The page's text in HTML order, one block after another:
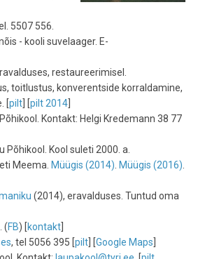
5507 556.
- kooli suvelaager. E-
restaureerimisel.
toitlustus, konverentside korraldamine,
[pilt ] [pilt 2014
Kontakt: Helgi Kredemann 38 77
Põhikool. Kool suleti 2000. a.
Meema. Müügis (2014). Müügis (2016).
(2014), eravalduses. Tuntud oma
(FB) [kontakt
, tel 5056 395 [pilt ] [Google Maps